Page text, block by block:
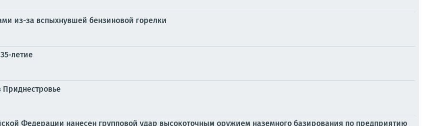
из-за вспыхнувшей бензиновой горелки
летие
Приднестровье
Федерации нанесен групповой удар высокоточным оружием наземного базирования по предприятию